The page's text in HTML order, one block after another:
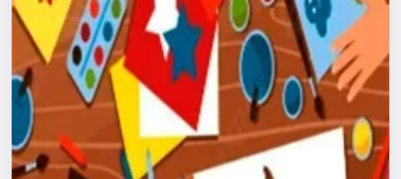
Города
Площадки
Артисты
Рейтинги